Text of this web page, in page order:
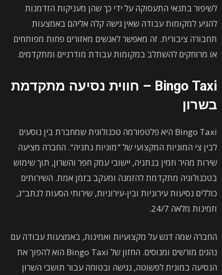
לשיפור בתנאי התעסוקה על ידי כך שהן מעניקות הזדמנות
להגיע למקומות עבודה שאין גישה קלה אליהם באמצעות
תחבורה ציבורית. זה מאפשר לאנשים מאזורים פחות מפותחים
או מרוחקים להשתלב במקומות עבודת מודרניים ומתקדמים.
Bingo Taxi – חווית נסיעה מתקדמת
בשרון
Bingo Taxi היא פלטפורמה טכנולוגית שמחברת בין נוסעים
לבין צי המוניות המקצועי של "מוניות נתניה". החברה מציעה
שירות מהיר וזמין בנתניה, יישובי עמק חפר והשרון, תוך שימוש
בטכנולוגיה מתקדמת להזמנה ומעקב בזמן אמת. השירותים
כוללים נסיעות עירוניות ובין-עירוניות, שירותי הסעות לנתב"ג,
וזמינות מלאה 24/7.
החברה שמה דגש על מקצועיות ואמינות, באמצעות עבודה עם
נהגים מורשים ומנוסים. החזון של Bingo Taxi הוא להפוך את
הנסיעה במונית לפשוטה, נגישה ובטוחה עבור תושבי השרון